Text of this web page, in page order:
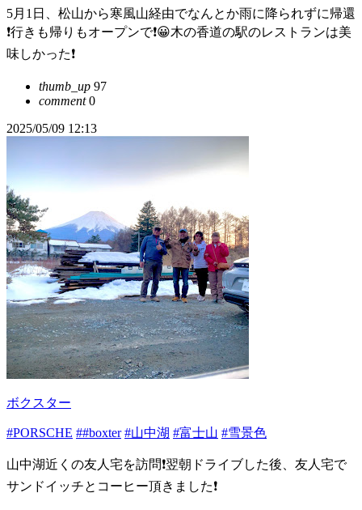
5月1日、松山から寒風山経由でなんとか雨に降られずに帰還
❗️行きも帰りもオープンで❗️😀木の香道の駅のレストランは美
味しかった❗️
thumb_up 97
comment0
2025/05/09 12:13
ボクスター
#PORSCHE ##boxter #山中湖 #富士山 #雪景色
山中湖近くの友人宅を訪問❗️翌朝ドライブした後、友人宅で
サンドイッチとコーヒー頂きました❗️